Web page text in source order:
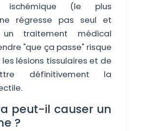
ischémique (le plus
régresse pas seul et
un traitement médical
"que ça passe" risque
lésions tissulaires et de
définitivement la
peut-il causer un
?